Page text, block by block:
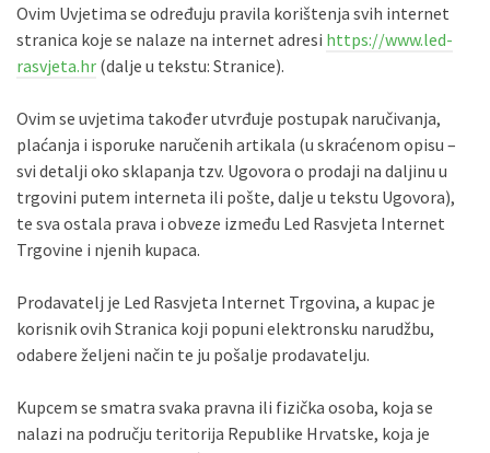
Ovim Uvjetima se određuju pravila korištenja svih internet
stranica koje se nalaze na internet adresi https://www.led-
rasvjeta.hr (dalje u tekstu: Stranice).
Ovim se uvjetima također utvrđuje postupak naručivanja,
plaćanja i isporuke naručenih artikala (u skraćenom opisu –
svi detalji oko sklapanja tzv. Ugovora o prodaji na daljinu u
trgovini putem interneta ili pošte, dalje u tekstu Ugovora),
te sva ostala prava i obveze između Led Rasvjeta Internet
Trgovine i njenih kupaca.
Prodavatelj je Led Rasvjeta Internet Trgovina, a kupac je
korisnik ovih Stranica koji popuni elektronsku narudžbu,
odabere željeni način te ju pošalje prodavatelju.
Kupcem se smatra svaka pravna ili fizička osoba, koja se
nalazi na području teritorija Republike Hrvatske, koja je